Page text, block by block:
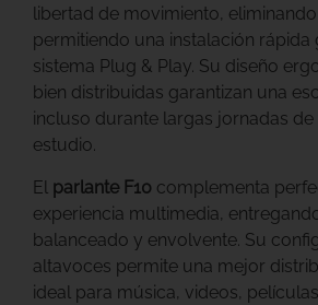
libertad de movimiento,
permitiendo una instalación rápida
sistema Plug & Play. Su diseño
bien distribuidas garantizan una
incluso durante largas jornadas
estudio.
El parlante F10 complementa
experiencia multimedia,
balanceado y envolvente. Su
altavoces permite una mejor
ideal para música, videos,